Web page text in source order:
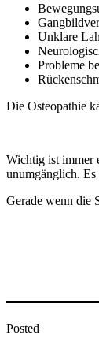
Unklare
Probleme
Die Osteopathie
Wichtig ist immer
unumgänglich. Es
Gerade wenn die
Posted